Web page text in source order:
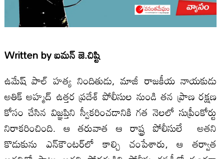
Written byఐమన్ జె.చిష్టి
ఉమేష్ పాల్ హత్య నిందితుడు, మాజీ రాజకీయ నాయకుడు
అతిక్ అహ్మద్ ఉత్తర ప్రదేశ్ పోలీసుల నుండి తన ప్రాణ రక్షణ
కోసం చేసిన విజ్ఞప్తిని స్వీకరించడానికి గత నెలలో సుప్రీంకోర్టు
నిరాకరించింది. ఆ తరువాత ఆ రాష్ట్ర పోలీసులే అతని
కొడుకును ఎన్‌కౌంటర్‌లో కాల్చి చంపేశారు, ఆ తర్వాత